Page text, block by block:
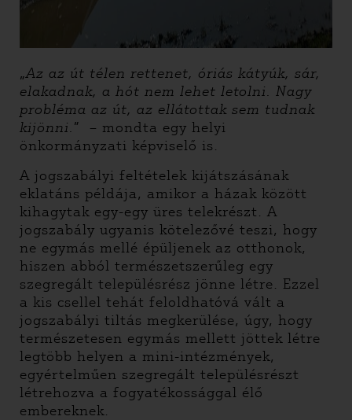
„Az az út télen rettenet, óriás kátyúk, sár,
elakadnak, a hót nem lehet letolni. Nagy
probléma az út, az ellátottak sem tudnak
kijönni.” – mondta egy helyi
önkormányzati képviselő is.
A jogszabályi feltételek kijátszásának
eklatáns példája, amikor a házak között
kihagytak egy-egy üres telekrészt. A
jogszabály ugyanis kötelezővé teszi, hogy
ne egymás mellé épüljenek az otthonok,
hiszen abból természetszerűleg egy
szegregált településrész jönne létre. Ezzel
a kis csellel tehát feloldhatóvá vált a
jogszabályi tiltás megkerülése, úgy, hogy
természetesen egymás mellett jöttek létre
legtöbb helyen a mini-intézmények,
egyértelműen szegregált településrészt
létrehozva a fogyatékossággal élő
embereknek.